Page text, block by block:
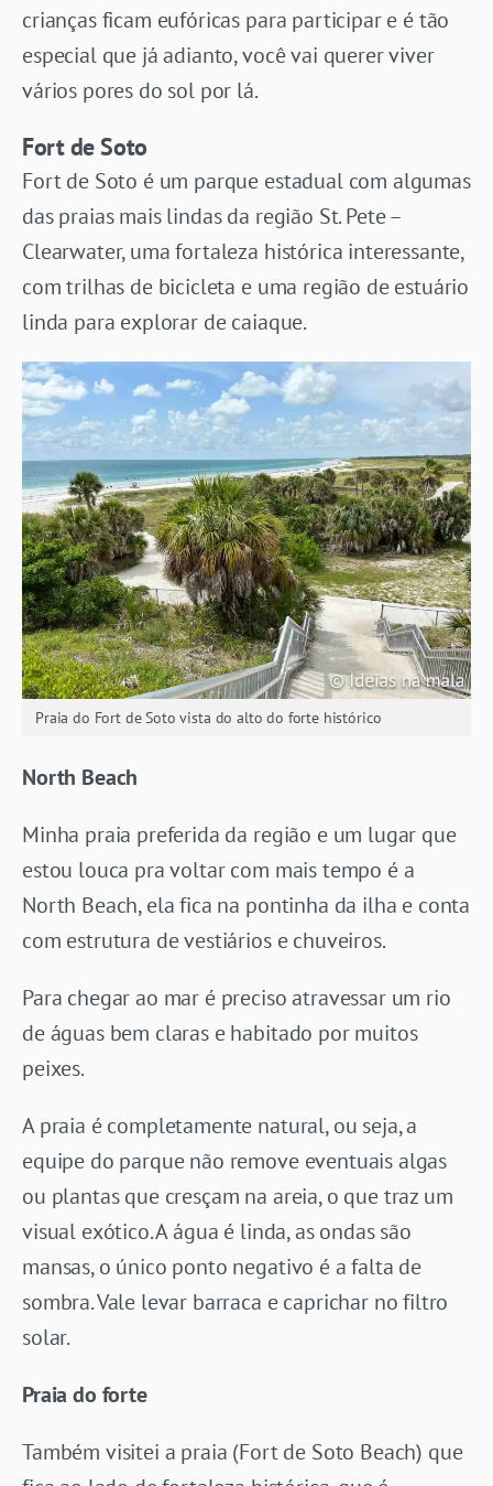
crianças ficam eufóricas para participar e é tão
especial que já adianto, você vai querer viver
vários pores do sol por lá.
Fort de Soto
Fort de Soto é um parque estadual com algumas
das praias mais lindas da região St. Pete –
Clearwater, uma fortaleza histórica interessante,
com trilhas de bicicleta e uma região de estuário
linda para explorar de caiaque.
Praia do Fort de Soto vista do alto do forte histórico
North Beach
Minha praia preferida da região e um lugar que
estou louca pra voltar com mais tempo é a
North Beach, ela fica na pontinha da ilha e conta
com estrutura de vestiários e chuveiros.
Para chegar ao mar é preciso atravessar um rio
de águas bem claras e habitado por muitos
peixes.
A praia é completamente natural, ou seja, a
equipe do parque não remove eventuais algas
ou plantas que cresçam na areia, o que traz um
visual exótico. A água é linda, as ondas são
mansas, o único ponto negativo é a falta de
sombra. Vale levar barraca e caprichar no filtro
solar.
Praia do forte
Também visitei a praia (Fort de Soto Beach) que